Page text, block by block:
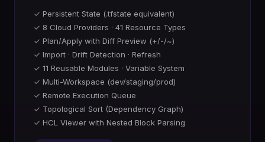
✓ Persistent State (.tfstate equivalent)
✓ 8 Cloud Providers · 41 Resource Types
✓ Plan/Apply with Diff Preview (+/-/~)
✓ Import · Drift Detection · Refresh
✓ 11 Reusable Modules · Variable System
✓ Multi-Workspace (dev/staging/prod)
✓ Remote Execution Queue
✓ Topological Sort (Dependency Graph)
✓ HCL Viewer with Nested Block Parsing